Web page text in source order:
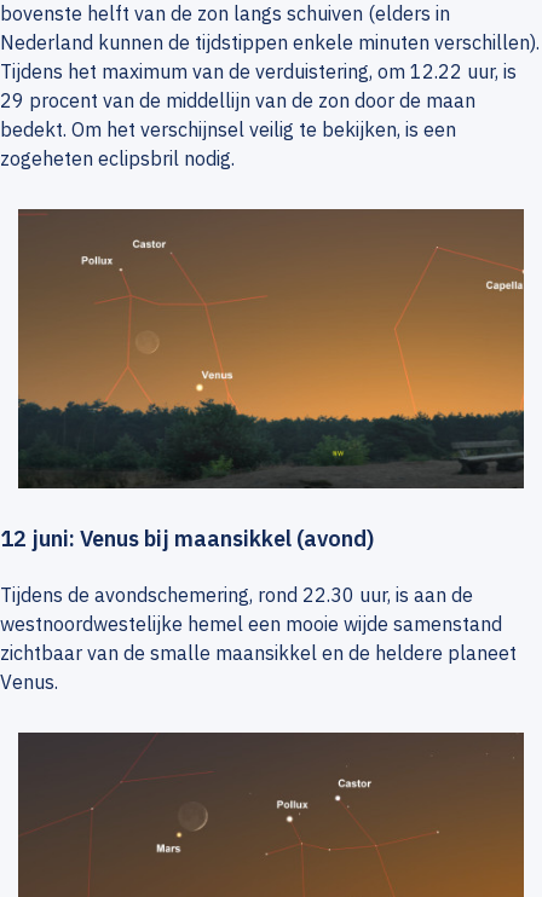
bovenste helft van de zon langs schuiven (elders in
Nederland kunnen de tijdstippen enkele minuten verschillen).
Tijdens het maximum van de verduistering, om 12.22 uur, is
29 procent van de middellijn van de zon door de maan
bedekt. Om het verschijnsel veilig te bekijken, is een
zogeheten eclipsbril nodig.
12 juni: Venus bij maansikkel (avond)
Tijdens de avondschemering, rond 22.30 uur, is aan de
westnoordwestelijke hemel een mooie wijde samenstand
zichtbaar van de smalle maansikkel en de heldere planeet
Venus.